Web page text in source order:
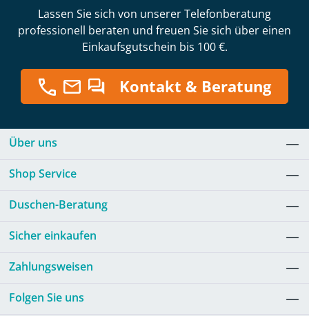
Lassen Sie sich von unserer Telefonberatung
professionell beraten und freuen Sie sich über einen
Einkaufsgutschein bis 100 €.
Kontakt & Beratung
Über uns
Shop Service
Duschen-Beratung
Sicher einkaufen
Zahlungsweisen
Folgen Sie uns